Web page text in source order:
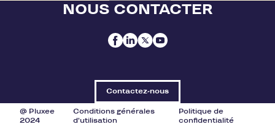
NOUS CONTACTER
Contactez-nous
@ Pluxee
2024
Conditions générales
d'utilisation
Politique de
confidentialité